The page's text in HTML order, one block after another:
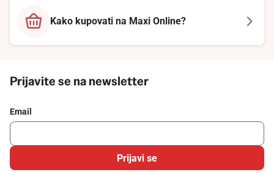
Kako kupovati na Maxi Online?
Prijavite se na newsletter
Email
Prijavi se